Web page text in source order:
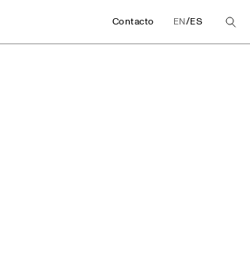
Contacto EN/ES